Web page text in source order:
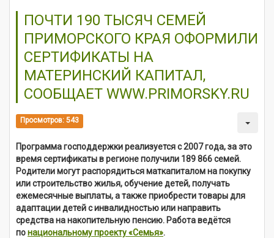
ПОЧТИ 190 ТЫСЯЧ СЕМЕЙ
ПРИМОРСКОГО КРАЯ ОФОРМИЛИ
СЕРТИФИКАТЫ НА
МАТЕРИНСКИЙ КАПИТАЛ,
СООБЩАЕТ WWW.PRIMORSKY.RU
Просмотров: 543
Программа господдержки реализуется с 2007 года, за это
время сертификаты в регионе получили 189 866 семей.
Родители могут распорядиться маткапиталом на покупку
или строительство жилья, обучение детей, получать
ежемесячные выплаты, а также приобрести товары для
адаптации детей с инвалидностью или направить
средства на накопительную пенсию. Работа ведётся
понациональному проекту «Семья».